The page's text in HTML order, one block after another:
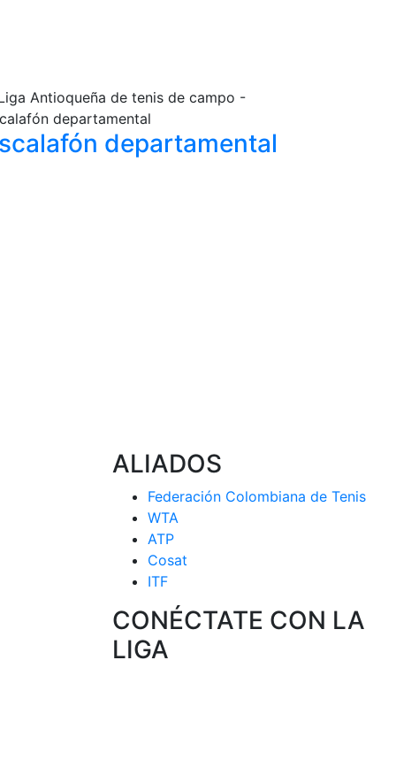
departamental
ALIADOS
Federación Colombiana de Tenis
WTA
ATP
Cosat
ITF
CONÉCTATE CON LA
LIGA